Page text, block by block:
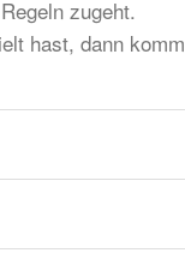
zugeht.
hast, dann komm